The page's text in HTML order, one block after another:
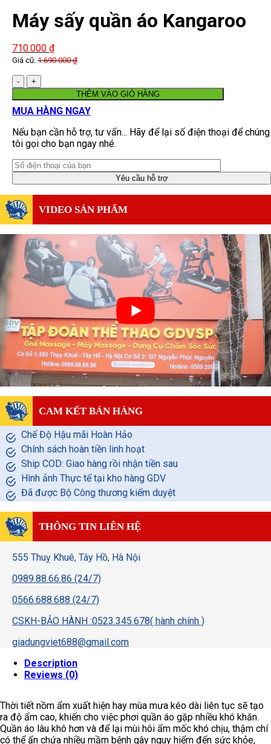
Máy sấy quần áo Kangaroo
KG309
710.000 ₫
Giá cũ: 1.690.000₫
Số
lượng
THÊM VÀO GIỎ HÀNG
MUA HÀNG NGAY
Nếu bạn cần hỗ trợ, tư vấn... Hãy để lại số điện thoại để chúng
tôi gọi cho bạn ngay nhé.
VIDEO SẢN PHẨM
CAM KẾT BÁN HÀNG
Chế Độ Hậu mãi Hoàn Hảo
Chính sách hoàn tiền linh hoạt
Ship COD: Giao hàng rồi nhận tiền sau
Hình ảnh Thực tế tại kho hàng GDV
Đã được Bộ Công thương kiểm duyệt
THÔNG TIN LIÊN HỆ
555 Thuỵ Khuê, Tây Hồ, Hà Nội
0989.88.66.86 (24/7)
0566.688.688 (24/7)
CSKH-BẢO HÀNH :0523.345.678( hành chính )
giadungviet688@gmail.com
Description
Reviews (0)
Thời tiết nồm ẩm xuất hiện hay mùa mưa kéo dài liên tục sẽ tạo
ra độ ẩm cao, khiến cho việc phơi quần áo gặp nhiều khó khăn.
Quần áo lâu khô hơn và để lại mùi hôi ẩm mốc khó chịu, thậm chí
có thể ẩn chứa nhiều mầm bệnh gây nguy hiểm đến sức khỏe,